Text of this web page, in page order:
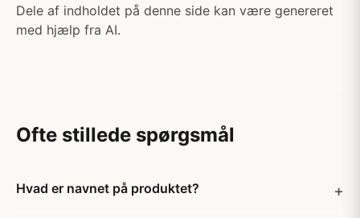
Dele af indholdet på denne side kan være genereret
med hjælp fra AI.
Ofte stillede spørgsmål
Hvad er navnet på produktet?